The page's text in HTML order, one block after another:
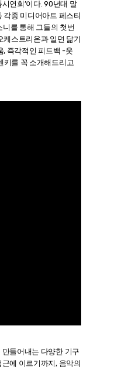
연회’이다. 90년대 말
종 미디어아트 페스티
를 통해 그들의 첫번
케스트리온과 일면 닮기
, 즉각적인 피드백 -웃
키를 꼭 소개해드리고
들어내는 다양한 기구
에 이르기까지, 음악의